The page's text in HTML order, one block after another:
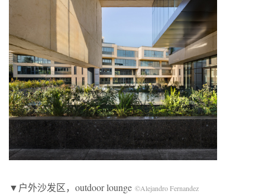
▼户外沙发区，outdoor lounge ©Alejandro Fernandez